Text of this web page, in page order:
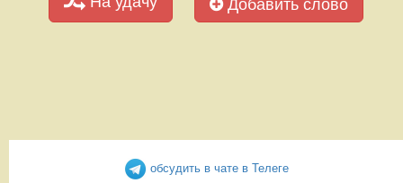
Добавить слово
обсудить в чате в Телеге